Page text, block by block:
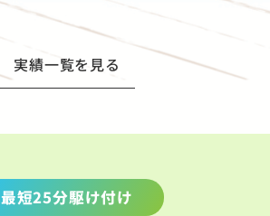
実績一覧を見る
最短25分駆け付け